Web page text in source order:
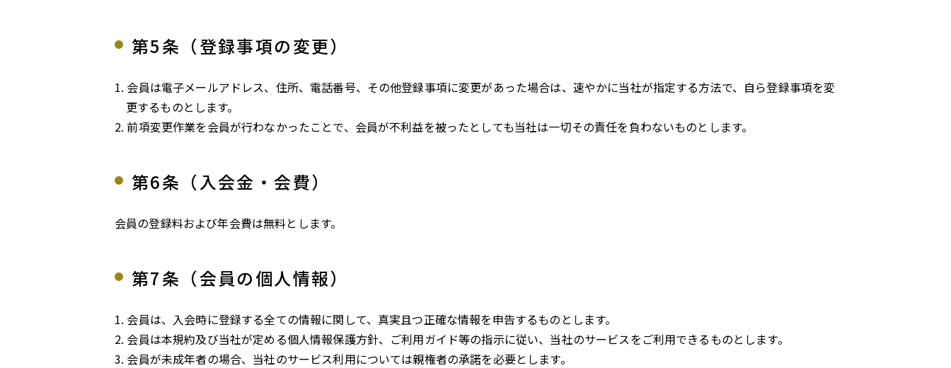
第5条（登録事項の変更）
会員は電子メールアドレス、住所、電話番号、その他登録事項に変更があった場合は、速やかに当社が指定する方法で、自ら登録事項を変
更するものとします。
前項変更作業を会員が行わなかったことで、会員が不利益を被ったとしても当社は一切その責任を負わないものとします。
第6条（入会金・会費）
会員の登録料および年会費は無料とします。
第7条（会員の個人情報）
会員は、入会時に登録する全ての情報に関して、真実且つ正確な情報を申告するものとします。
会員は本規約及び当社が定める個人情報保護方針、ご利用ガイド等の指示に従い、当社のサービスをご利用できるものとします。
会員が未成年者の場合、当社のサービス利用については親権者の承諾を必要とします。